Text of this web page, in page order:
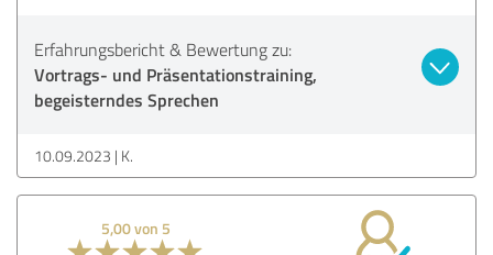
Erfahrungsbericht & Bewertung zu:
Vortrags- und Präsentationstraining,
begeisterndes Sprechen
10.09.2023 K.
5,00 von 5